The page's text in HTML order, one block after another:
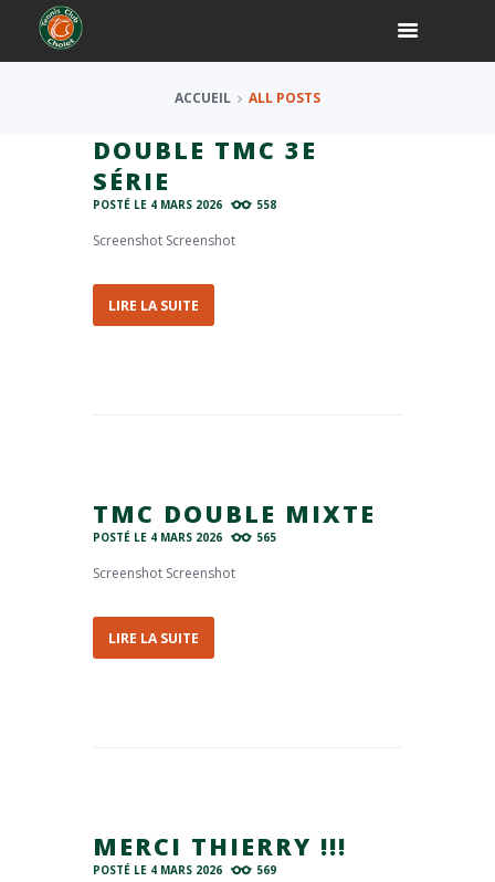
ACCUEIL ALL POSTS
DOUBLE TMC 3E
SÉRIE
POSTÉ LE 4 MARS 2026 558
Screenshot Screenshot
LIRE LA SUITE
TMC DOUBLE MIXTE
POSTÉ LE 4 MARS 2026 565
Screenshot Screenshot
LIRE LA SUITE
MERCI THIERRY !!!
POSTÉ LE 4 MARS 2026 569